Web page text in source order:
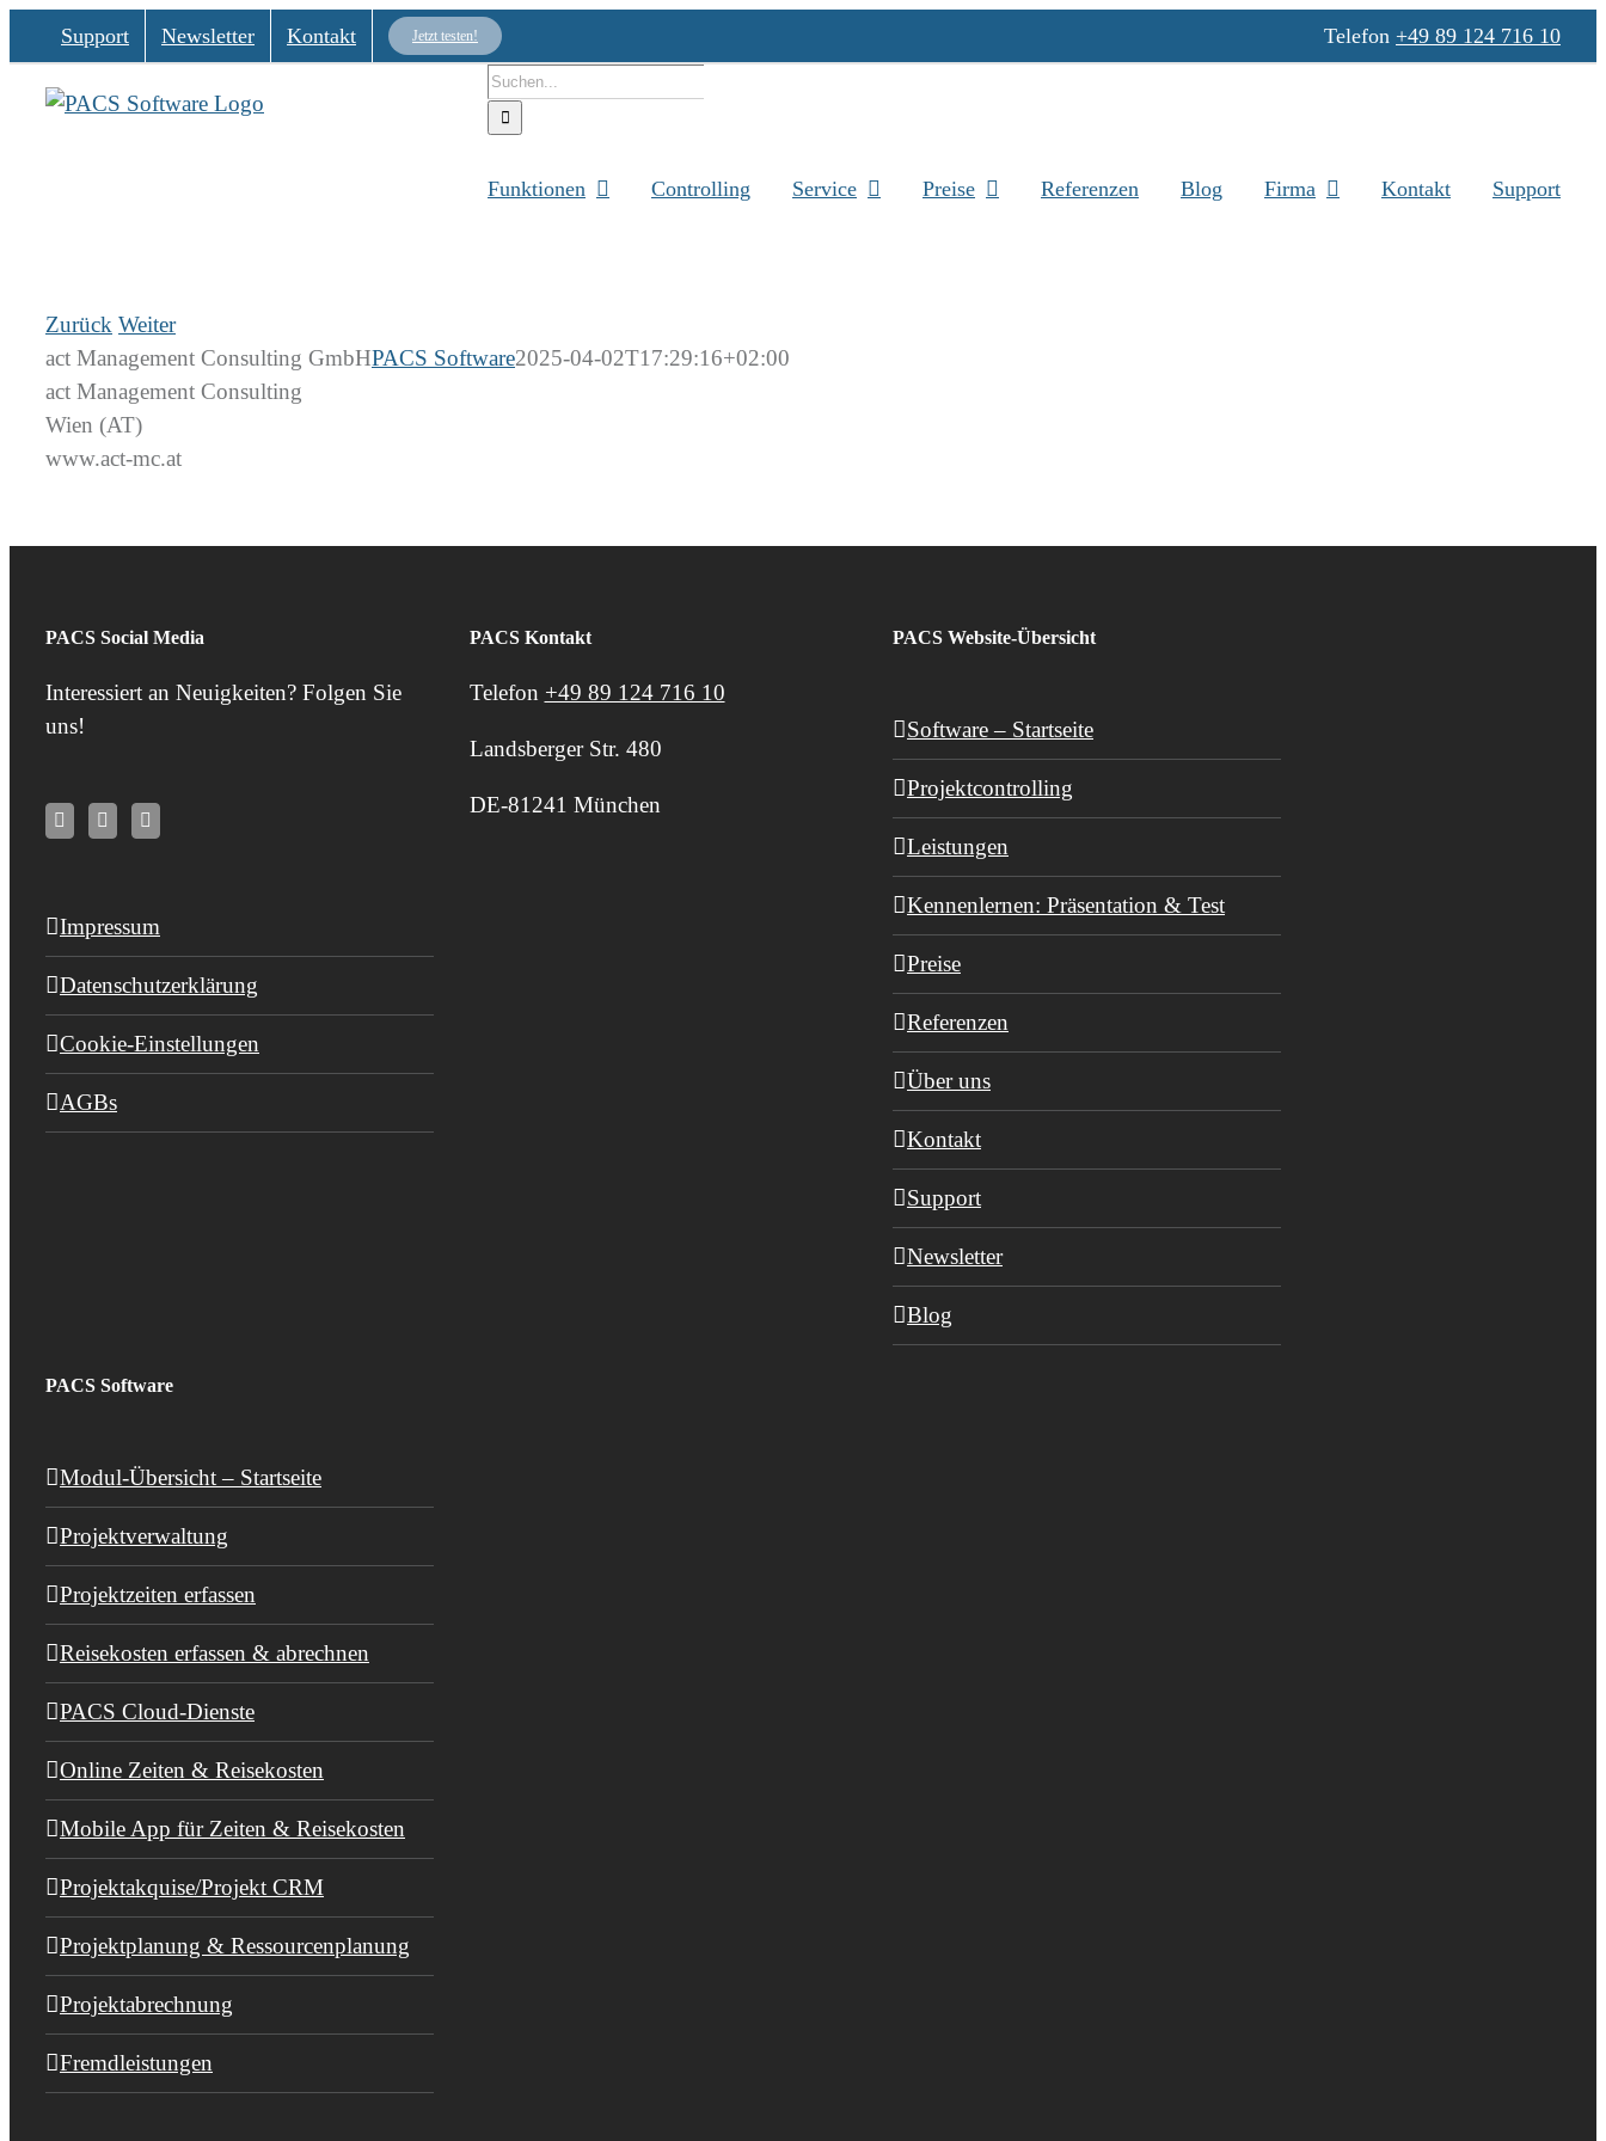
Inhalt
springen
Support Newsletter Kontakt Jetzt testen! Telefon +49 89 124 716 10
Suche
nach:
Funktionen Controlling Service Preise Referenzen Blog Firma Kontakt Support
Zurück Weiter
act Management Consulting GmbHPACS Software2025-04-02T17:29:16+02:00
act Management Consulting
Wien (AT)
www.act-mc.at
PACS Social Media
Interessiert an Neuigkeiten? Folgen Sie
uns!
Impressum
Datenschutzerklärung
Cookie-Einstellungen
AGBs
PACS Kontakt
Telefon +49 89 124 716 10
Landsberger Str. 480
DE-81241 München
PACS Website-Übersicht
Software – Startseite
Projektcontrolling
Leistungen
Kennenlernen: Präsentation & Test
Preise
Referenzen
Über uns
Kontakt
Support
Newsletter
Blog
PACS Software
Modul-Übersicht – Startseite
Projektverwaltung
Projektzeiten erfassen
Reisekosten erfassen & abrechnen
PACS Cloud-Dienste
Online Zeiten & Reisekosten
Mobile App für Zeiten & Reisekosten
Projektakquise/Projekt CRM
Projektplanung & Ressourcenplanung
Projektabrechnung
Fremdleistungen